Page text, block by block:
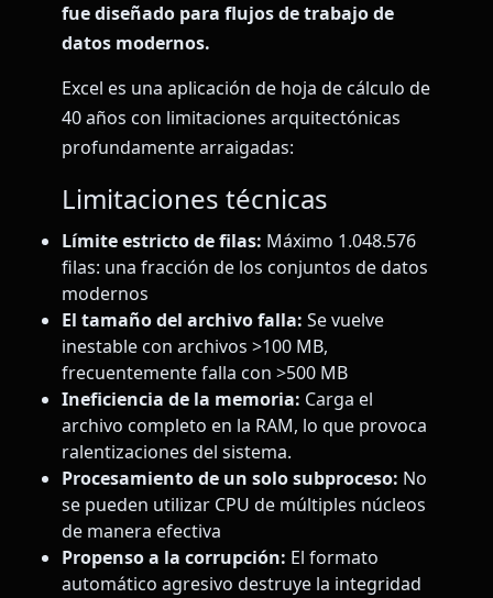
fue diseñado para flujos de trabajo de
datos modernos.
Excel es una aplicación de hoja de cálculo de
40 años con limitaciones arquitectónicas
profundamente arraigadas:
Limitaciones técnicas
Límite estricto de filas: Máximo 1.048.576
filas: una fracción de los conjuntos de datos
modernos
El tamaño del archivo falla: Se vuelve
inestable con archivos >100 MB,
frecuentemente falla con >500 MB
Ineficiencia de la memoria: Carga el
archivo completo en la RAM, lo que provoca
ralentizaciones del sistema.
Procesamiento de un solo subproceso: No
se pueden utilizar CPU de múltiples núcleos
de manera efectiva
Propenso a la corrupción: El formato
automático agresivo destruye la integridad